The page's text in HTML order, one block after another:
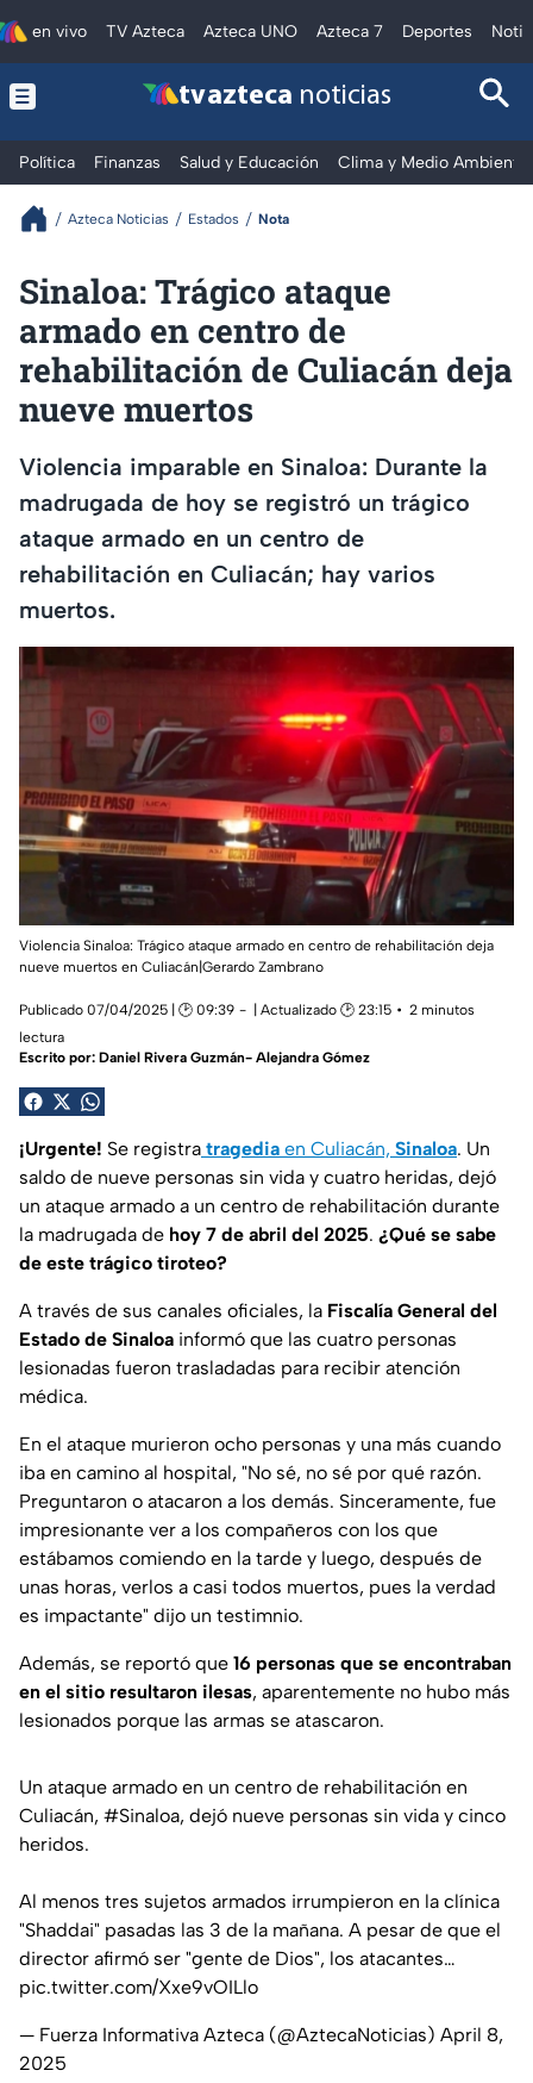
en vivo TV Azteca Azteca UNO Azteca 7 Deportes
tv azteca noticias
Política Finanzas Salud y Educación Clima y Medio Ambiente
Azteca Noticias Estados Nota
Sinaloa: Trágico ataque
armado en centro de
rehabilitación de Culiacán deja
nueve muertos
Violencia imparable en Sinaloa: Durante la
madrugada de hoy se registró un trágico
ataque armado en un centro de
rehabilitación en Culiacán; hay varios
muertos.
Violencia Sinaloa: Trágico ataque armado en centro de rehabilitación deja
nueve muertos en Culiacán|Gerardo Zambrano
Publicado 07/04/2025 | 🕑 09:39 | Actualizado 🕑 23:15
2 minutos
lectura
Escrito por: Daniel Rivera Guzmán- Alejandra Gómez
¡Urgente! Se registra tragedia en Culiacán, Sinaloa. Un
saldo de nueve personas sin vida y cuatro heridas, dejó
un ataque armado a un centro de rehabilitación durante
la madrugada de hoy 7 de abril del 2025. ¿Qué se sabe
de este trágico tiroteo?
A través de sus canales oficiales, la Fiscalía General del
Estado de Sinaloa informó que las cuatro personas
lesionadas fueron trasladadas para recibir atención
médica.
En el ataque murieron ocho personas y una más cuando
iba en camino al hospital, "No sé, no sé por qué razón.
Preguntaron o atacaron a los demás. Sinceramente, fue
impresionante ver a los compañeros con los que
estábamos comiendo en la tarde y luego, después de
unas horas, verlos a casi todos muertos, pues la verdad
es impactante" dijo un testimnio.
Además, se reportó que 16 personas que se encontraban
en el sitio resultaron ilesas, aparentemente no hubo más
lesionados porque las armas se atascaron.
Un ataque armado en un centro de rehabilitación en
Culiacán, #Sinaloa, dejó nueve personas sin vida y cinco
heridos.
Al menos tres sujetos armados irrumpieron en la clínica
"Shaddai" pasadas las 3 de la mañana. A pesar de que el
director afirmó ser "gente de Dios", los atacantes…
pic.twitter.com/Xxe9vOILlo
— Fuerza Informativa Azteca (@AztecaNoticias) April 8,
2025